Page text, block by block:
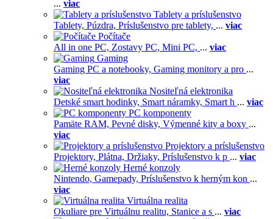
... viac
Tablety a príslušenstvo
Tablety, Púzdra, Príslušenstvo pre tablety, ... viac
Počítače
All in one PC, Zostavy PC, Mini PC, ... viac
Gaming
Gaming PC a notebooky, Gaming monitory a pro ...
viac
Nositeľná elektronika
Detské smart hodinky, Smart náramky, Smart h ... viac
PC komponenty
Pamäte RAM, Pevné disky, Výmenné kity a boxy ...
viac
Projektory a príslušenstvo
Projektory, Plátna, Držiaky, Príslušenstvo k p ... viac
Herné konzoly
Nintendo, Gamepady, Príslušenstvo k herným kon ...
viac
Virtuálna realita
Okuliare pre Virtuálnu realitu, Stanice a s ... viac